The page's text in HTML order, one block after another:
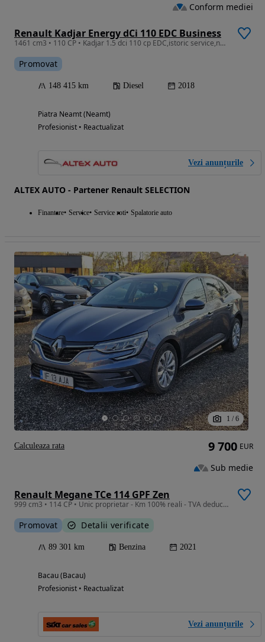
Renault Kadjar Energy dCi 110 EDC Business
1461 cm3 • 110 CP • Kadjar 1.5 dci 110 cp EDC,istoric service,nerulat RO,tva ned.
Promovat
148 415 km Diesel 2018
Piatra Neamt (Neamt)
Profesionist • Reactualizat
Vezi anunțurile
ALTEX AUTO - Partener Renault SELECTION
Finantare Service Service roti Spalatorie auto
Conform mediei
1 / 6
Renault Megane TCe 114 GPF Zen
999 cm3 • 114 CP • Unic proprietar - Km 100% reali - TVA deductibil
Promovat Detalii verificate
89 301 km Benzina 2021
Bacau (Bacau)
Profesionist • Reactualizat
Vezi anunțurile
9 700 EUR
Sub medie
Calculeaza rata